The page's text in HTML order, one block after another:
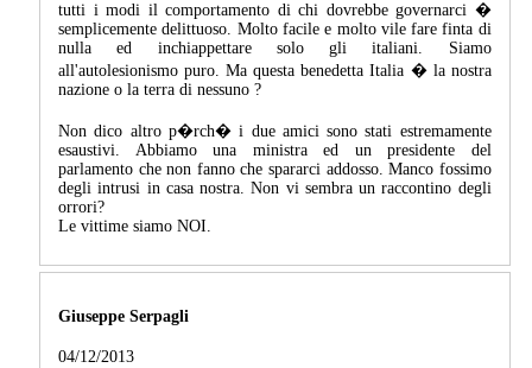
tutti i modi il comportamento di chi dovrebbe governarci �
semplicemente delittuoso. Molto facile e molto vile fare finta di
nulla ed inchiappettare solo gli italiani. Siamo
all'autolesionismo puro. Ma questa benedetta Italia � la nostra
nazione o la terra di nessuno ?
Non dico altro p�rch� i due amici sono stati estremamente
esaustivi. Abbiamo una ministra ed un presidente del
parlamento che non fanno che spararci addosso. Manco fossimo
degli intrusi in casa nostra. Non vi sembra un raccontino degli
orrori?
Le vittime siamo NOI.
Giuseppe Serpagli
04/12/2013